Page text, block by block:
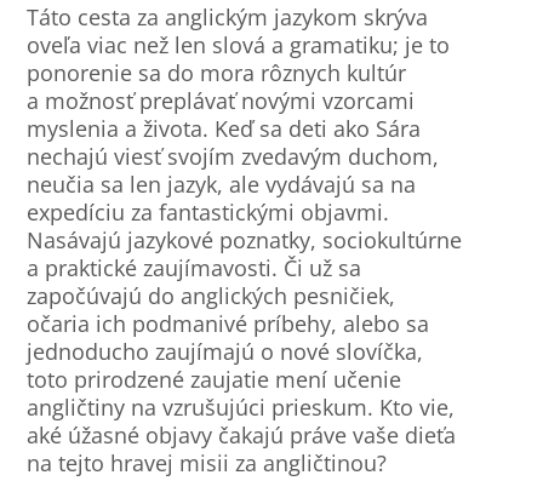
Táto cesta za anglickým jazykom skrýva
oveľa viac než len slová a gramatiku; je to
ponorenie sa do mora rôznych kultúr
a možnosť preplávať novými vzorcami
myslenia a života. Keď sa deti ako Sára
nechajú viesť svojím zvedavým duchom,
neučia sa len jazyk, ale vydávajú sa na
expedíciu za fantastickými objavmi.
Nasávajú jazykové poznatky, sociokultúrne
a praktické zaujímavosti. Či už sa
započúvajú do anglických pesničiek,
očaria ich podmanivé príbehy, alebo sa
jednoducho zaujímajú o nové slovíčka,
toto prirodzené zaujatie mení učenie
angličtiny na vzrušujúci prieskum. Kto vie,
aké úžasné objavy čakajú práve vaše dieťa
na tejto hravej misii za angličtinou?